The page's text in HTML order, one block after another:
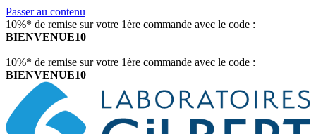
Passer au contenu
10%* de remise sur votre 1ère commande avec le code :
BIENVENUE10
10%* de remise sur votre 1ère commande avec le code :
BIENVENUE10